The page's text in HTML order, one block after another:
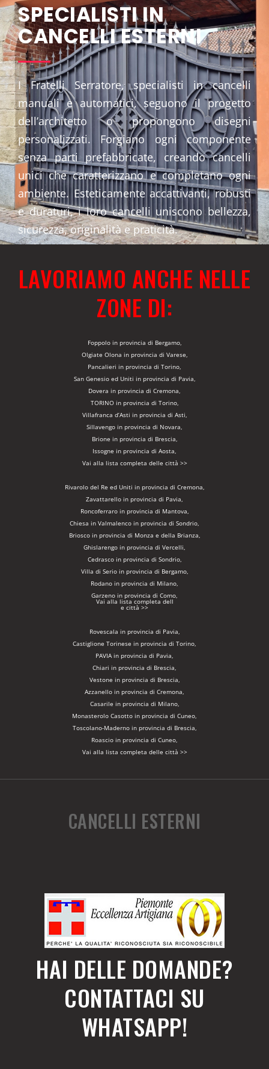
SPECIALISTI IN
CANCELLI ESTERNI
I Fratelli Serratore, specialisti in cancelli
manuali e automatici, seguono il progetto
dell’architetto o propongono disegni
personalizzati. Forgiano ogni componente
senza parti prefabbricate, creando cancelli
unici che caratterizzano e completano ogni
ambiente. Esteticamente accattivanti, robusti
e duraturi, i loro cancelli uniscono bellezza,
sicurezza, originalità e praticità.
LAVORIAMO ANCHE NELLE
ZONE DI:
Foppolo in provincia di Bergamo,
Olgiate Olona in provincia di Varese,
Pancalieri in provincia di Torino,
San Genesio ed Uniti in provincia di Pavia,
Dovera in provincia di Cremona,
TORINO in provincia di Torino,
Villafranca d’Asti in provincia di Asti,
Sillavengo in provincia di Novara,
Brione in provincia di Brescia,
Issogne in provincia di Aosta,
Vai alla lista completa delle città >>
Rivarolo del Re ed Uniti in provincia di Cremona,
Zavattarello in provincia di Pavia,
Roncoferraro in provincia di Mantova,
Chiesa in Valmalenco in provincia di Sondrio,
Briosco in provincia di Monza e della Brianza,
Ghislarengo in provincia di Vercelli,
Cedrasco in provincia di Sondrio,
Villa di Serio in provincia di Bergamo,
Rodano in provincia di Milano,
Garzeno in provincia di Como,
Vai alla lista completa dell
e città >>
Rovescala in provincia di Pavia,
Castiglione Torinese in provincia di Torino,
PAVIA in provincia di Pavia,
Chiari in provincia di Brescia,
Vestone in provincia di Brescia,
Azzanello in provincia di Cremona,
Casarile in provincia di Milano,
Monasterolo Casotto in provincia di Cuneo,
Toscolano-Maderno in provincia di Brescia,
Roascio in provincia di Cuneo,
Vai alla lista completa delle città >>
CANCELLI ESTERNI
HAI DELLE DOMANDE?
CONTATTACI SU
WHATSAPP!